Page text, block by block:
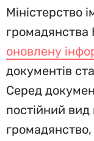
Міністерство
громадянства
оновлену
документів
Серед
постійний